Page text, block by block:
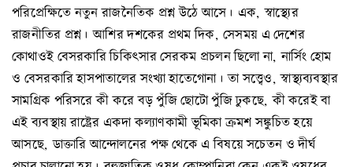
পরিপ্রেক্ষিতে নতুন রাজনৈতিক প্রশ্ন উঠে আসে। এক, স্বাস্থ্যের
রাজনীতির প্রশ্ন। আশির দশকের প্রথম দিক, সেসময় এ দেশের
কোথাওই বেসরকারি চিকিৎসার সেরকম প্রচলন ছিলো না, নার্সিং হোম
ও বেসরকারি হাসপাতালের সংখ্যা হাতেগোনা। তা সত্ত্বেও, স্বাস্থ্যব্যবস্থার
সামগ্রিক পরিসরে কী করে বড় পুঁজি ছোটো পুঁজি ঢুকছে, কী করেই বা
এই ব্যবস্থায় রাষ্ট্রের একদা কল্যাণকামী ভূমিকা ক্রমশ সঙ্কুচিত হয়ে
আসছে, ডাক্তারি আন্দোলনের পক্ষ থেকে এ বিষয়ে সচেতন ও দীর্ঘ